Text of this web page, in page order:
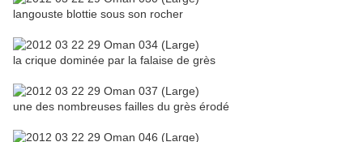
langouste blottie sous son rocher
la crique dominée par la falaise de grès
une des nombreuses failles du grès érodé